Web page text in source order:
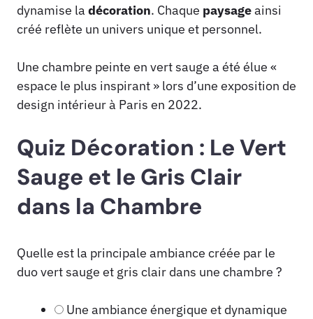
dynamise la décoration. Chaque paysageainsi
créé reflète un univers unique et personnel.
Une chambre peinte en vert sauge a été élue «
espace le plus inspirant » lors d’une exposition de
design intérieur à Paris en 2022.
Quiz Décoration : Le Vert
Sauge et le Gris Clair
dans la Chambre
Quelle est la principale ambiance créée par le
duo vert sauge et gris clair dans une chambre ?
Une ambiance énergique et dynamique